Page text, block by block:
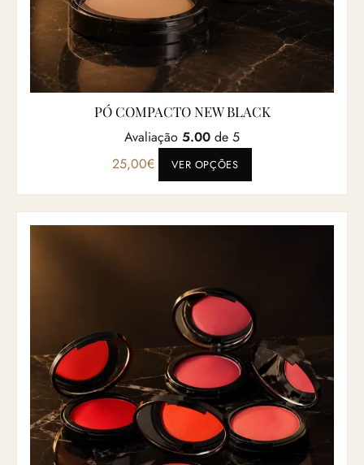
PÓ COMPACTO NEW BLACK
Avaliação 5.00 de 5
25,00€ VER OPÇÕES